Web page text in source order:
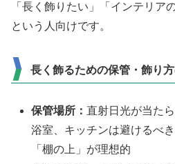
「長く飾りたい」「インテリア
という人向けです。
長く飾るための保管・飾り
保管場所：直射日光が当た
浴室、キッチンは避けるべ
「棚の上」が理想的